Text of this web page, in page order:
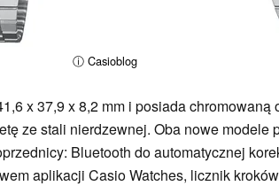
ⓘ Casioblog
x 37,9 x 8,2 mm i posiada chromowaną
ze stali nierdzewnej. Oba nowe modele
Bluetooth do automatycznej
aplikacji Casio Watches, licznik